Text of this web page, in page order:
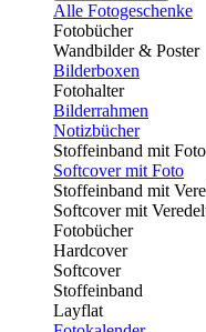
Alle Fotogeschenke
Fotobücher
Wandbilder & Poster
Bilderboxen
Fotohalter
Bilderrahmen
Notizbücher
Stoffeinband mit Foto
Softcover mit Foto
Stoffeinband mit
Softcover mit
Fotobücher
Hardcover
Softcover
Stoffeinband
Layflat